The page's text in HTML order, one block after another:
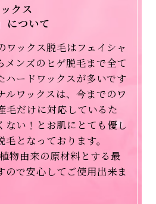
クス
について
ワックス脱毛はフェイシャ
ンズのヒゲ脱毛まで全て
ハードワックスが多いです
ルワックスは、今までのワ
毛だけに対応しているた
ない！とお肌にとても優し
となっております。
物由来の原材料とする最
ので安心してご使用出来ま